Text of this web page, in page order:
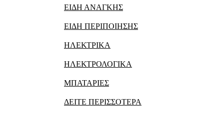
ΕΙΔΗ ΑΝΑΓΚΗΣ
ΕΙΔΗ ΠΕΡΙΠΟΙΗΣΗΣ
ΗΛΕΚΤΡΙΚΑ
ΗΛΕΚΤΡΟΛΟΓΙΚΑ
ΜΠΑΤΑΡΙΕΣ
ΔΕΙΤΕ ΠΕΡΙΣΣΟΤΕΡΑ